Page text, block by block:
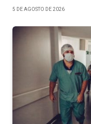
5 DE AGOSTO DE 2026